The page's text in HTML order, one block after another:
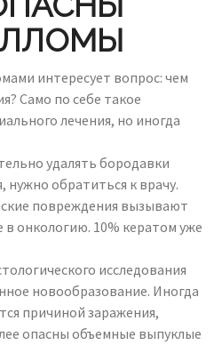
интересует вопрос: чем
Само по себе такое
лечения, но иногда
удалять бородавки
нужно обратиться к врачу.
повреждения вызывают
онкологию. 10% кератом уже
исследования
новообразование. Иногда
причиной заражения,
опасны объемные выпуклые